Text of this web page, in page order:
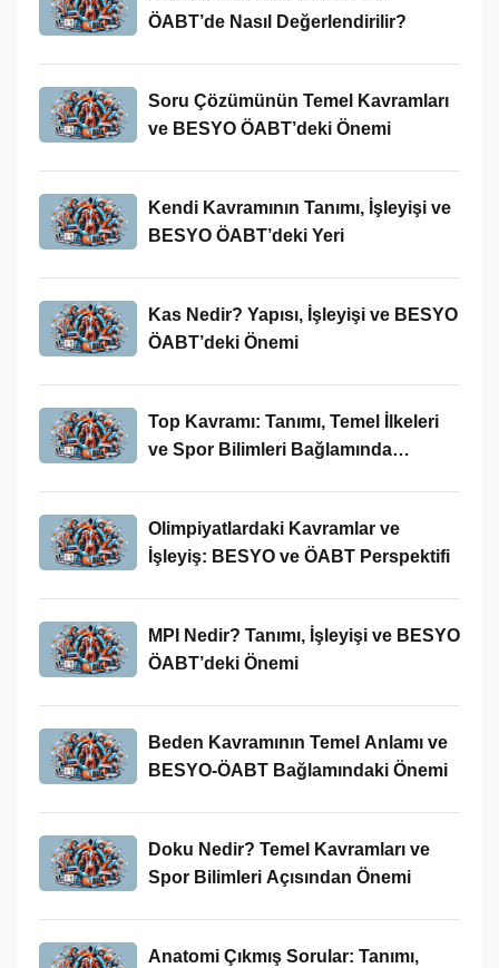
ÖABT’de Nasıl Değerlendirilir?
Soru Çözümünün Temel Kavramları
ve BESYO ÖABT’deki Önemi
Kendi Kavramının Tanımı, İşleyişi ve
BESYO ÖABT’deki Yeri
Kas Nedir? Yapısı, İşleyişi ve BESYO
ÖABT’deki Önemi
Top Kavramı: Tanımı, Temel İlkeleri
ve Spor Bilimleri Bağlamında
Olimpiyatlardaki Kavramlar ve
İşleyiş: BESYO ve ÖABT Perspektifi
MPI Nedir? Tanımı, İşleyişi ve BESYO
ÖABT’deki Önemi
Beden Kavramının Temel Anlamı ve
BESYO-ÖABT Bağlamındaki Önemi
Doku Nedir? Temel Kavramları ve
Spor Bilimleri Açısından Önemi
Anatomi Çıkmış Sorular: Tanımı,